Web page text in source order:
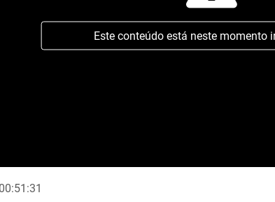
Este conteúdo está neste momento
00:51:31